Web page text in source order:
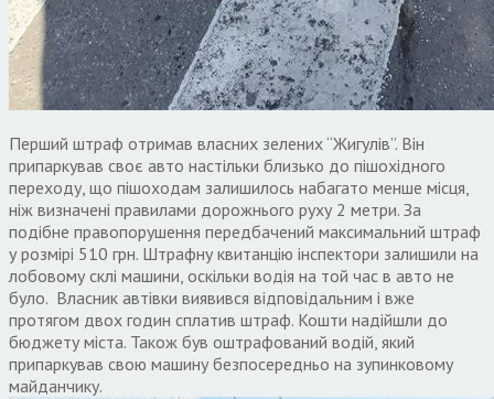
Перший штраф отримав власних зелених “Жигулів”. Він
припаркував своє авто настільки близько до пішохідного
переходу, що пішоходам залишилось набагато менше місця,
ніж визначені правилами дорожнього руху 2 метри. За
подібне правопорушення передбачений максимальний штраф
у розмірі 510 грн. Штрафну квитанцію інспектори залишили на
лобовому склі машини, оскільки водія на той час в авто не
було. Власник автівки виявився відповідальним і вже
протягом двох годин сплатив штраф. Кошти надійшли до
бюджету міста. Також був оштрафований водій, який
припаркував свою машину безпосередньо на зупинковому
майданчику.